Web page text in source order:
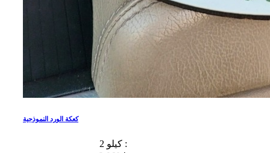
كعكة الورد النموذجية
2 كيلو :